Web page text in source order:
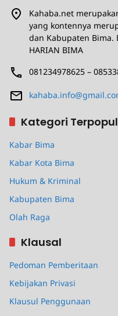
Kahaba.net
yang kontennya
dan Kabupaten Bima.
HARIAN BIMA
081234978625 –
Kategori
Kabar Bima
Kabar Kota Bima
Hukum & Kriminal
Kabupaten Bima
Olah Raga
Klausal
Pedoman Pemberitaan
Kebijakan Privasi
Klausul Penggunaan